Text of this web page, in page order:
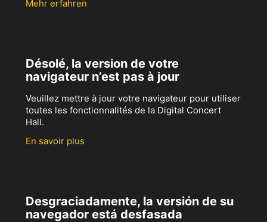
Mehr erfahren
Désolé, la version de votre
navigateur n’est pas à jour
Veuillez mettre à jour votre navigateur pour utiliser
toutes les fonctionnalités de la Digital Concert
Hall.
En savoir plus
Desgraciadamente, la versión de su
navegador está desfasada